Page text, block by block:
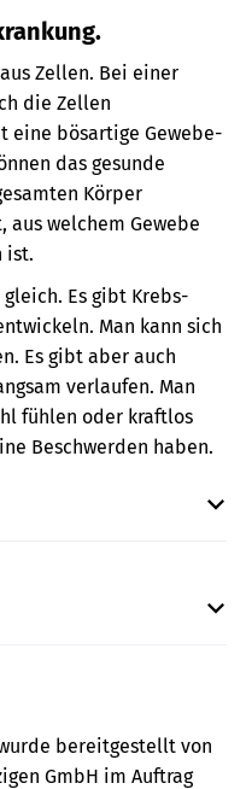
Zellen. Bei einer
die Zellen
eine bösartige Gewebe-
das gesunde
Körper
aus welchem Gewebe
ist.
Es gibt Krebs-
Man kann sich
Es gibt aber auch
verlaufen. Man
fühlen oder kraftlos
Beschwerden haben.
bereitgestellt von
GmbH im Auftrag